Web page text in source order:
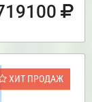
ХИТ ПРОДАЖ